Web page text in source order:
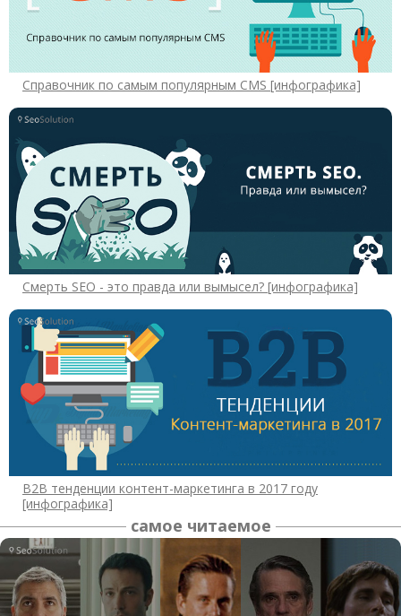
Справочник по самым популярным CMS [инфографика]
Смерть SEO - это правда или вымысел? [инфографика]
B2B тенденции контент-маркетинга в 2017 году
[инфографика]
самое читаемое